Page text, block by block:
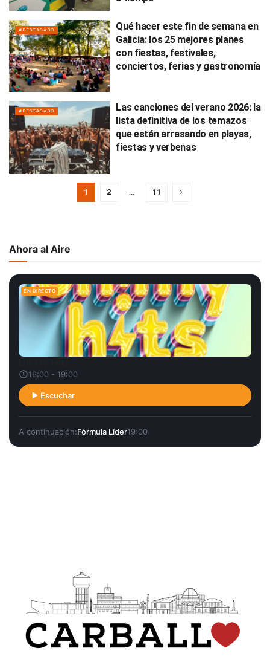
#DESTACADO
Qué hacer este fin de semana en
Galicia: los 25 mejores planes
con fiestas, festivales,
conciertos, ferias y gastronomía
#DESTACADO
Las canciones del verano 2026: la
lista definitiva de los temazos
que están arrasando en playas,
fiestas y verbenas
1 2 11
Ahora al Aire
EN DIRECTO
16:00 - 19:00
Escuchar
A continuación:Fórmula Líder19:00